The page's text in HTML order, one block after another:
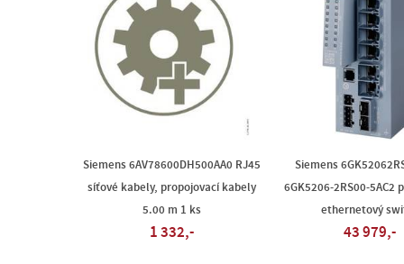
Siemens 6AV78600DH500AA0 RJ45
síťové kabely, propojovací kabely
5.00 m 1 ks
1 332,-
Siemens
6GK5206-2RS00-5AC2
ethernetový
43 979,-